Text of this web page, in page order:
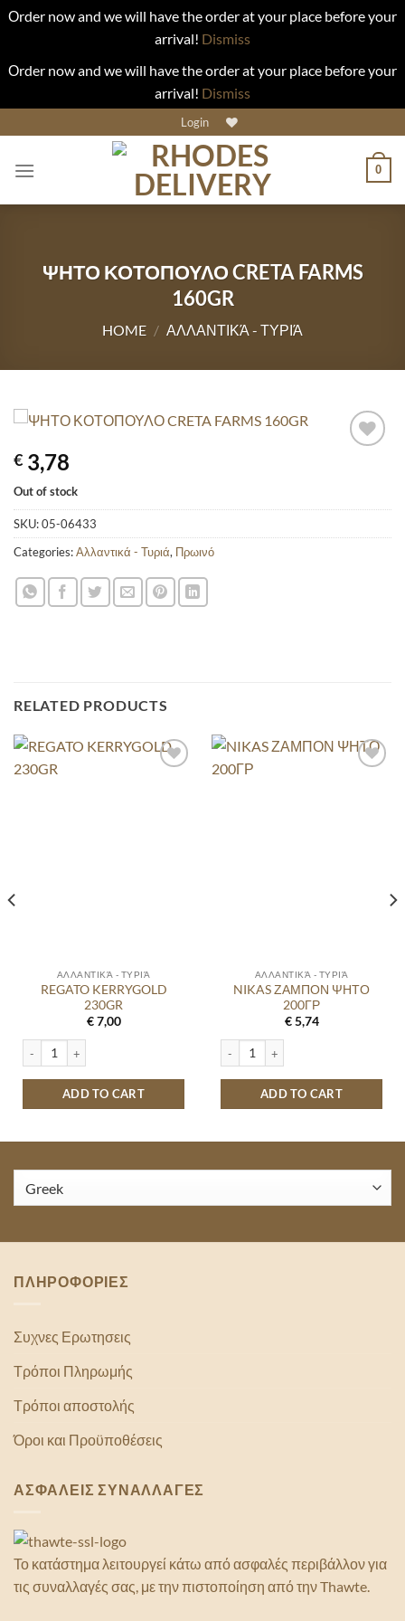
Οrder now and we will have the order at your place before your
arrival! Dismiss
Οrder now and we will have the order at your place before your
arrival! Dismiss
to
content
Login
0
ΨΗΤΟ ΚΟΤΟΠΟΥΛΟ CRETA FARMS
160GR
HOME / ΑΛΛΑΝΤΙΚΆ - ΤΥΡΙΆ
€ 3,78
Out of stock
SKU:05-06433
Categories:Αλλαντικά - Τυριά, Πρωινό
RELATED PRODUCTS
ΑΛΛΑΝΤΙΚΆ - ΤΥΡΙΆ
REGATO KERRYGOLD
230GR
€7,00
REGATO KERRYGOLD 230GR quantity
ADD TO CART
ΑΛΛΑΝΤΙΚΆ - ΤΥΡΙΆ
NIKAS ΖΑΜΠΟΝ ΨΗΤΟ
200ΓΡ
€5,74
NIKAS ΖΑΜΠΟΝ ΨΗΤΟ 200ΓΡ
ADD TO CART
quantity
ΠΛΗΡΟΦΟΡΙΕΣ
Συχνες Ερωτησεις
Τρόποι Πληρωμής
Τρόποι αποστολής
Όροι και Προϋποθέσεις
ΑΣΦΑΛΕΙΣ ΣΥΝΑΛΛΑΓΕΣ
Το κατάστημα λειτουργεί κάτω από ασφαλές περιβάλλον για
τις συναλλαγές σας, με την πιστοποίηση από την Thawte.